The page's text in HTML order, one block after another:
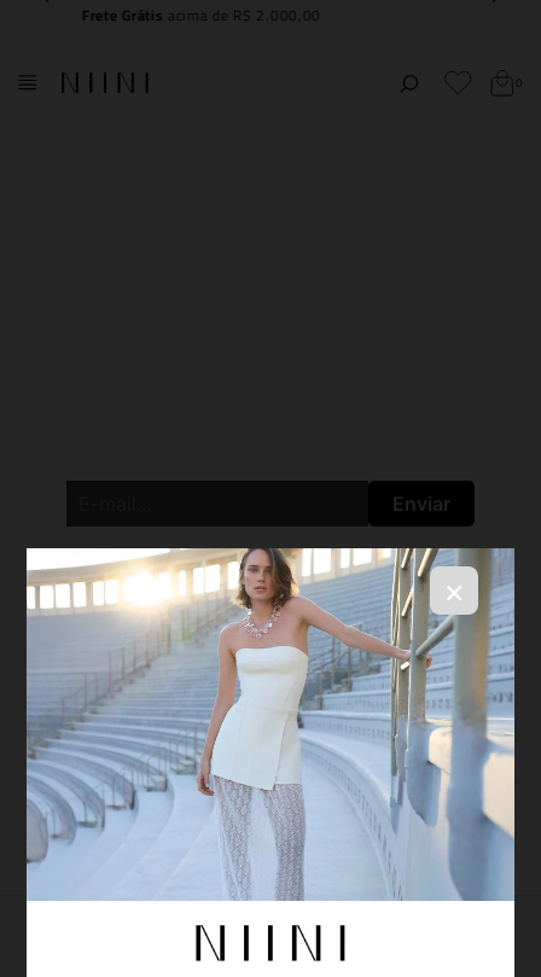
Compre eretire na NIINI JK Iguatemi
0
×
Enviar
BLAST
FRIDAY
PAGUE VIA PIX COM 5% OFF
Aprovação do pedido instantânea